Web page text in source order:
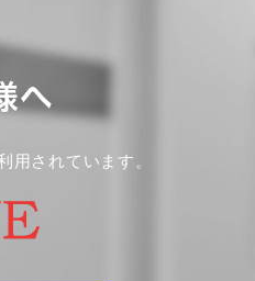
へ
用されています。